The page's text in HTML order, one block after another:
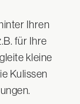
Ihren
für Ihre
kleine
Kulissen